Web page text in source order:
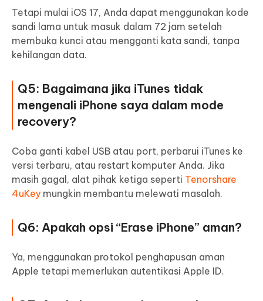
Tetapi mulai iOS 17, Anda dapat menggunakan kode
sandi lama untuk masuk dalam 72 jam setelah
membuka kunci atau mengganti kata sandi, tanpa
kehilangan data.
Q5: Bagaimana jika iTunes tidak
mengenali iPhone saya dalam mode
recovery?
Coba ganti kabel USB atau port, perbarui iTunes ke
versi terbaru, atau restart komputer Anda. Jika
masih gagal, alat pihak ketiga seperti Tenorshare
4uKey mungkin membantu melewati masalah.
Q6: Apakah opsi “Erase iPhone” aman?
Ya, menggunakan protokol penghapusan aman
Apple tetapi memerlukan autentikasi Apple ID.